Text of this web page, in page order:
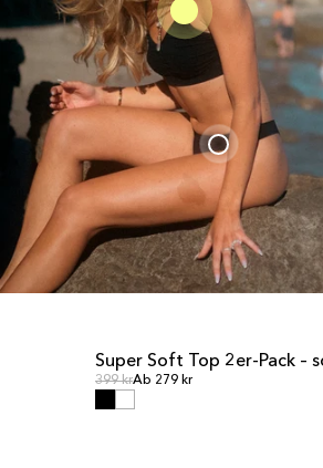
SCHLUSSVERKAUF
Super Soft Top 2er-Pack –
Normalpreis
399 krNormalpreis
Ab 279 kr